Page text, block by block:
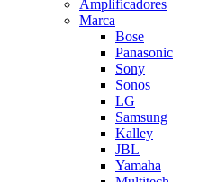
Amplificadores
Marca
Bose
Panasonic
Sony
Sonos
LG
Samsung
Kalley
JBL
Yamaha